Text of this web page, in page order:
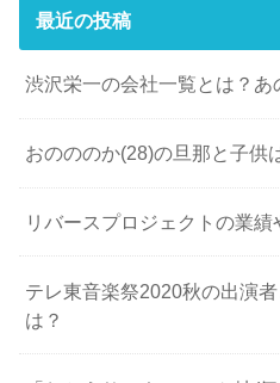
最近の投稿
渋沢栄一の会社一覧とは？あ
おのののか(28)の旦那と子供
リバースプロジェクトの業績
テレ東音楽祭2020秋の出演
は？